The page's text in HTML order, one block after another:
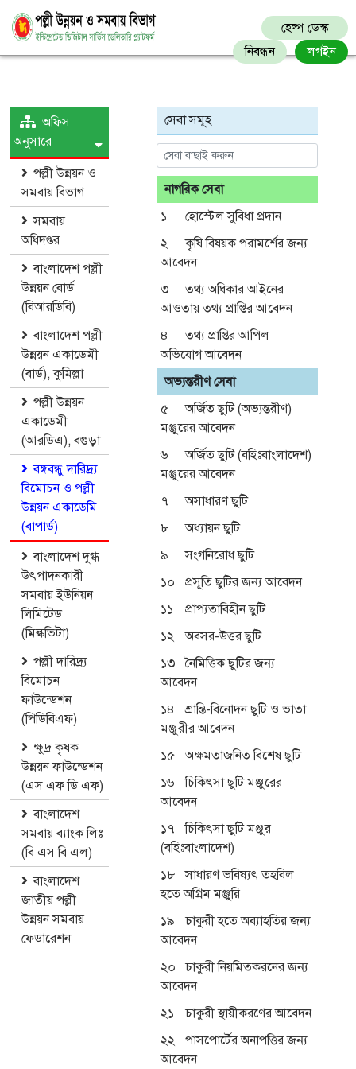
হেল্প ডেস্ক
নিবন্ধন
লগইন
অফিস
অনুসারে
পল্লী উন্নয়ন ও
সমবায় বিভাগ
সমবায়
অধিদপ্তর
বাংলাদেশ পল্লী
উন্নয়ন বোর্ড
(বিআরডিবি)
বাংলাদেশ পল্লী
উন্নয়ন একাডেমী
(বার্ড), কুমিল্লা
পল্লী উন্নয়ন
একাডেমী
(আরডিএ), বগুড়া
বঙ্গবন্ধু দারিদ্র্য
বিমোচন ও পল্লী
উন্নয়ন একাডেমি
(বাপার্ড)
বাংলাদেশ দুগ্ধ
উৎপাদনকারী
সমবায় ইউনিয়ন
লিমিটেড
(মিল্কভিটা)
পল্লী দারিদ্র্য
বিমোচন
ফাউন্ডেশন
(পিডিবিএফ)
ক্ষুদ্র কৃষক
উন্নয়ন ফাউন্ডেশন
(এস এফ ডি এফ)
বাংলাদেশ
সমবায় ব্যাংক লিঃ
(বি এস বি এল)
বাংলাদেশ
জাতীয় পল্লী
উন্নয়ন সমবায়
ফেডারেশন
সেবা সমূহ
নাগরিক সেবা
১
হোস্টেল সুবিধা প্রদান
২
কৃষি বিষয়ক পরামর্শের জন্য
আবেদন
৩
তথ্য অধিকার আইনের
আওতায় তথ্য প্রাপ্তির আবেদন
৪
তথ্য প্রাপ্তির আপিল
অভিযোগ আবেদন
অভ্যন্তরীণ সেবা
৫
অর্জিত ছুটি (অভ্যন্তরীণ)
মঞ্জুরের আবেদন
৬
অর্জিত ছুটি (বহিঃবাংলাদেশ)
মঞ্জুরের আবেদন
৭
অসাধারণ ছুটি
৮
অধ্যায়ন ছুটি
৯
সংগনিরোধ ছুটি
১০
প্রসূতি ছুটির জন্য আবেদন
১১
প্রাপ্যতাবিহীন ছুটি
১২
অবসর-উত্তর ছুটি
১৩ নৈমিত্তিক ছুটির জন্য
আবেদন
১৪
শ্রান্তি-বিনোদন ছুটি ও ভাতা
মঞ্জুরীর আবেদন
১৫ অক্ষমতাজনিত বিশেষ ছুটি
১৬ চিকিৎসা ছুটি মঞ্জুরের
আবেদন
১৭ চিকিৎসা ছুটি মঞ্জুর
(বহিঃবাংলাদেশ)
১৮ সাধারণ ভবিষ্যৎ তহবিল
হতে অগ্রিম মঞ্জুরি
১৯
চাকুরী হতে অব্যাহতির জন্য
আবেদন
২০
চাকুরী নিয়মিতকরনের জন্য
আবেদন
২১
চাকুরী স্থায়ীকরণের আবেদন
২২
পাসপোর্টের অনাপত্তির জন্য
আবেদন